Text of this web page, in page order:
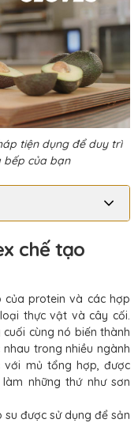
tiện dụng để duy trì
bếp của bạn
chế tạo
của protein và các hợp
thực vật và cây cối.
cùng nó biến thành
trong nhiều ngành
với mủ tổng hợp, được
những thứ như sơn
su được sử dụng để sản